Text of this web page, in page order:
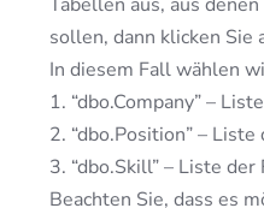
sollen, dann klicken Sie
In diesem Fall wählen
1. “dbo.Company” –
2. “dbo.Position” –
3. “dbo.Skill” – Liste
Beachten Sie, dass es